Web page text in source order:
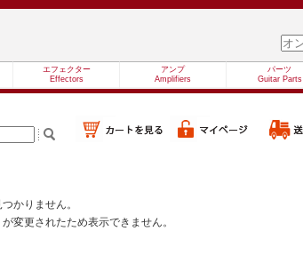
エフェクター
Effectors
アンプ
Amplifiers
パーツ
Guitar Parts
かりません。
変更されたため表示できません。